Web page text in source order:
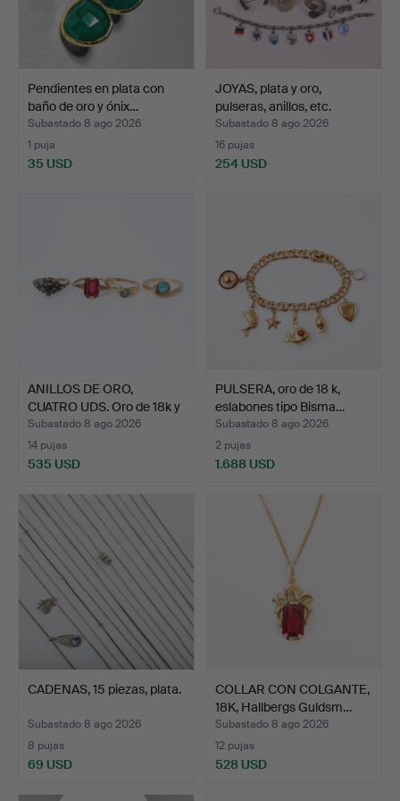
Pendientes en plata con
baño de oro y ónix…
Subastado 8 ago 2026
1 puja
35 USD
JOYAS, plata y oro,
pulseras, anillos, etc.
Subastado 8 ago 2026
16 pujas
254 USD
ANILLOS DE ORO,
CUATRO UDS. Oro de 18k y
p…
Subastado 8 ago 2026
14 pujas
535 USD
PULSERA, oro de 18 k,
eslabones tipo Bisma…
Subastado 8 ago 2026
2 pujas
1.688 USD
CADENAS, 15 piezas, plata.
Subastado 8 ago 2026
8 pujas
69 USD
COLLAR CON COLGANTE,
18K, Hallbergs Guldsm…
Subastado 8 ago 2026
12 pujas
528 USD